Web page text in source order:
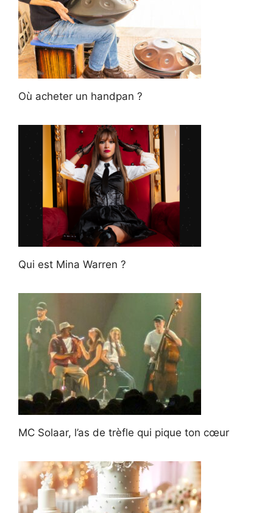
Où acheter un handpan ?
Qui est Mina Warren ?
MC Solaar, l’as de trèfle qui pique ton cœur